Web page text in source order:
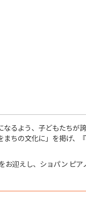
るよう、子どもたちが
ちの文化に」を掲げ、
迎えし、ショパン ピア